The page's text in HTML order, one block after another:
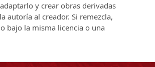
y crear obras derivadas
autoría al creador. Si remezcla,
bajo la misma licencia o una